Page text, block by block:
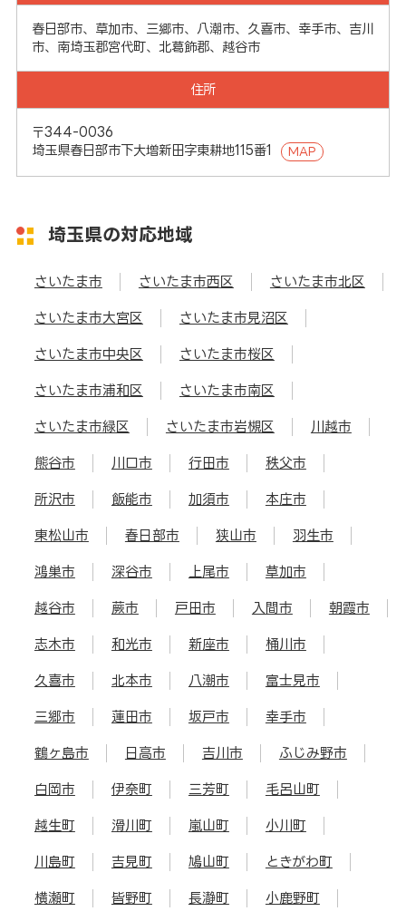
春日部市、草加市、三郷市、八潮市、久喜市、幸手市、吉川
市、南埼玉郡宮代町、北葛飾郡、越谷市
住所
〒344-0036
埼玉県春日部市下大増新田字東耕地115番1
MAP
埼玉県の対応地域
さいたま市 さいたま市西区 さいたま市北区
さいたま市大宮区 さいたま市見沼区
さいたま市中央区 さいたま市桜区
さいたま市浦和区 さいたま市南区
さいたま市緑区 さいたま市岩槻区 川越市
熊谷市 川口市 行田市 秩父市
所沢市 飯能市 加須市 本庄市
東松山市 春日部市 狭山市 羽生市
鴻巣市 深谷市 上尾市 草加市
越谷市 蕨市 戸田市 入間市 朝霞市
志木市 和光市 新座市 桶川市
久喜市 北本市 八潮市 富士見市
三郷市 蓮田市 坂戸市 幸手市
鶴ヶ島市 日高市 吉川市 ふじみ野市
白岡市 伊奈町 三芳町 毛呂山町
越生町 滑川町 嵐山町 小川町
川島町 吉見町 鳩山町 ときがわ町
横瀬町 皆野町 長瀞町 小鹿野町